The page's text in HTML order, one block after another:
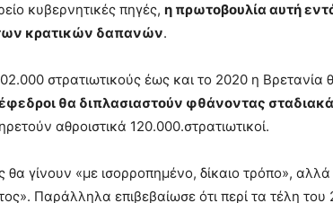
κυβερνητικές πηγές, η πρωτοβουλία αυτή
των κρατικών δαπανών.
στρατιωτικούς έως και το 2020 η
έφεδροι θα διπλασιαστούν φθάνοντας
αθροιστικά 120.000.στρατιωτικοί.
θα γίνουν «με ισορροπημένο, δίκαιο τρόπο»,
Παράλληλα επιβεβαίωσε ότι περί τα τέλη